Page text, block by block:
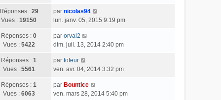
Réponses : 29
Vues : 19150
par nicolas94
lun. janv. 05, 2015 9:19 pm
Réponses : 0
Vues : 5422
par orval2
dim. juil. 13, 2014 2:40 pm
Réponses : 1
Vues : 5561
par tofeur
ven. avr. 04, 2014 3:32 pm
Réponses : 1
Vues : 6063
par Bountice
ven. mars 28, 2014 5:40 pm